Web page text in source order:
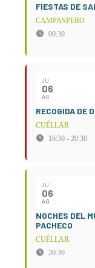
FIESTAS DE
CAMPASPERO
00:30
JU
06
AG
RECOGIDA DE
CUÉLLAR
16:30 - 20:30
JU
06
AG
NOCHES DEL
PACHECO
CUÉLLAR
20:30